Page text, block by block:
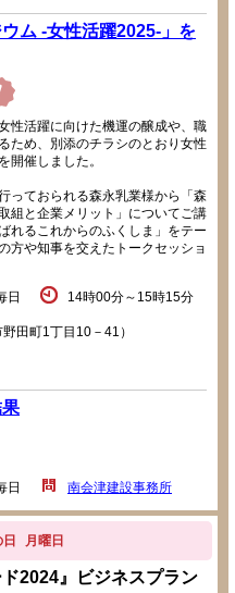
ム -女性活躍2025-」を
性活躍に向けた機運の醸成や、職
ため、別添のチラシのとおり女性
開催しました。
っておられる森永乳業様から「森
組と企業メリット」についてご講
れるこれからのふくしま」をテー
方や知事を交えたトークセッショ
日 14時00分～15時15分
田町1丁目10－41）
日 南会津建設事務所
月曜日
2024』ビジネスプラン